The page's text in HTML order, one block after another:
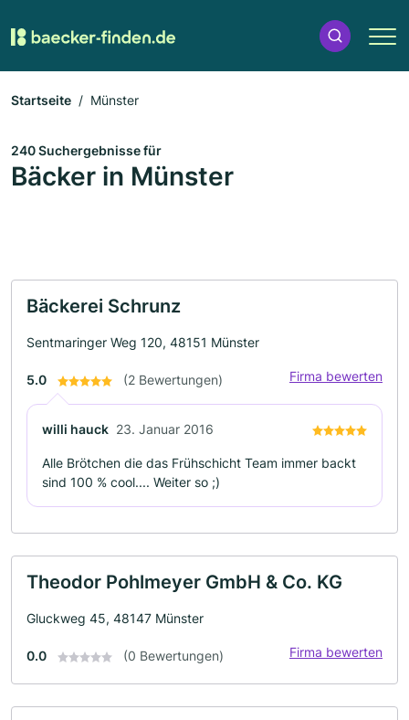
Startseite Münster
240 Suchergebnisse für
Bäcker in Münster
Bäckerei Schrunz
Sentmaringer Weg 120, 48151 Münster
5.0 (2 Bewertungen) Firma bewerten
willi hauck 23. Januar 2016
Alle Brötchen die das Frühschicht Team immer backt
sind 100 % cool.... Weiter so ;)
Theodor Pohlmeyer GmbH & Co. KG
Gluckweg 45, 48147 Münster
0.0 (0 Bewertungen) Firma bewerten